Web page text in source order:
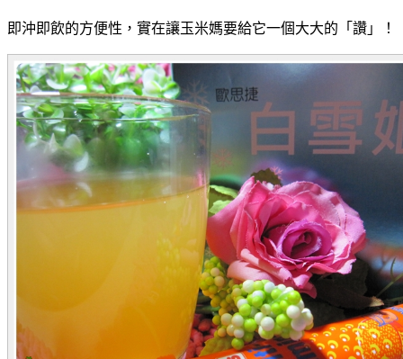
即沖即飲的方便性，實在讓玉米媽要給它一個大大的「讚」！